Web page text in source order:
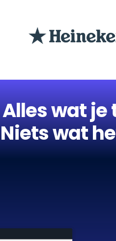
Alles wat
Niets wat